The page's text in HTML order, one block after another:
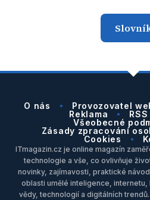
O nás Provozovatel
Reklama
Všeobecné
Zásady zpracování
Cookies
ITmagazin.cz je online magazín
technologie a vše, co ovlivňuje
novinky, zajímavosti, praktické
oblasti umělé inteligence,
vědy, technologií a digitálních